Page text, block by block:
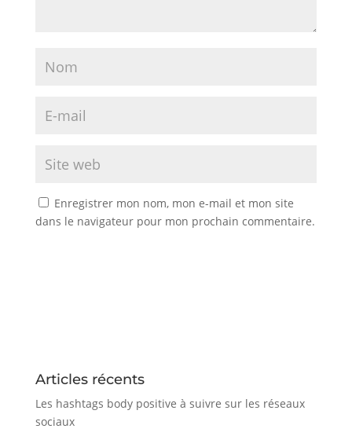
Enregistrer mon nom, mon e-mail et mon site
dans le navigateur pour mon prochain commentaire.
Articles récents
Les hashtags body positive à suivre sur les réseaux
sociaux